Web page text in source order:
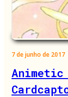
7 de junho de 2017
Animetic